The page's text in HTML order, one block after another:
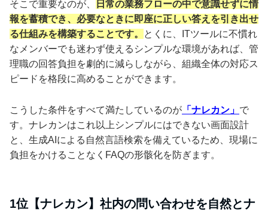
そこで重要なのが、
日常の業務フローの中で意識せずに情
報を蓄積でき、必要なときに即座に正しい答えを引き出せ
る仕組みを構築することです。
とくに、ITツールに不慣れ
なメンバーでも迷わず使えるシンプルな環境があれば、管
理職の回答負担を劇的に減らしながら、組織全体の対応ス
ピードを格段に高めることができます。
こうした条件をすべて満たしているのが 「ナレカン」 で
す。ナレカンはこれ以上シンプルにはできない画面設計
と、生成AIによる自然言語検索を備えているため、現場に
負担をかけることなくFAQの形骸化を防ぎます。
1位【ナレカン】社内の問い合わせを自然とナ